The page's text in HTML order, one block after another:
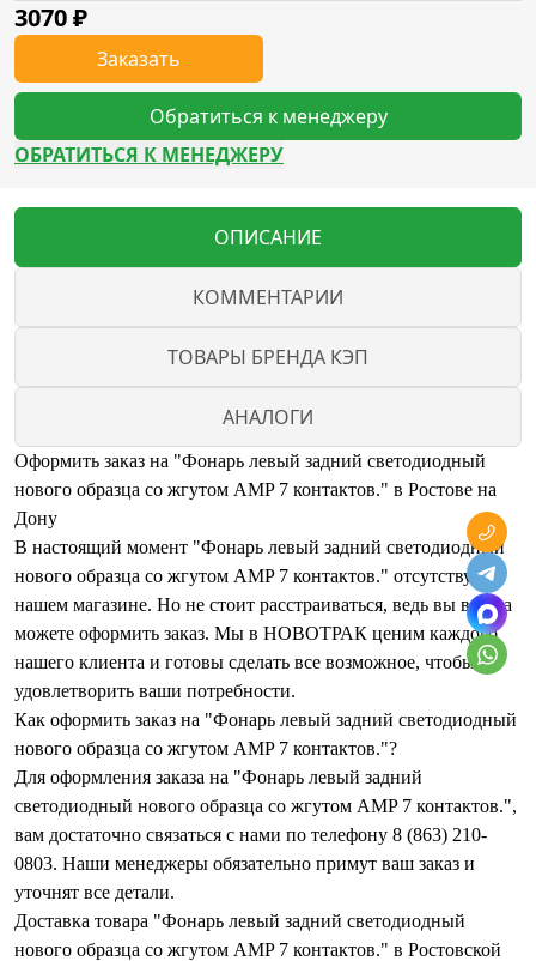
3070₽
Заказать
Обратиться к менеджеру
ОБРАТИТЬСЯ К МЕНЕДЖЕРУ
ОПИСАНИЕ
КОММЕНТАРИИ
ТОВАРЫ БРЕНДА КЭП
АНАЛОГИ
Оформить заказ на "Фонарь левый задний светодиодный
нового образца со жгутом AMP 7 контактов." в Ростове на
Дону
В настоящий момент "Фонарь левый задний светодиодный
нового образца со жгутом AMP 7 контактов." отсутствует в
нашем магазине. Но не стоит расстраиваться, ведь вы всегда
можете оформить заказ. Мы в НОВОТРАК ценим каждого
нашего клиента и готовы сделать все возможное, чтобы
удовлетворить ваши потребности.
Как оформить заказ на "Фонарь левый задний светодиодный
нового образца со жгутом AMP 7 контактов."?
Для оформления заказа на "Фонарь левый задний
светодиодный нового образца со жгутом AMP 7 контактов.",
вам достаточно связаться с нами по телефону 8 (863) 210-
0803. Наши менеджеры обязательно примут ваш заказ и
уточнят все детали.
Доставка товара "Фонарь левый задний светодиодный
нового образца со жгутом AMP 7 контактов." в Ростовской